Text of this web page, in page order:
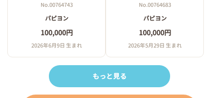
No.00764743
パピヨン
100,000円
2026年6月9日 生まれ
No.00764683
パピヨン
100,000円
2026年5月29日 生まれ
もっと見る